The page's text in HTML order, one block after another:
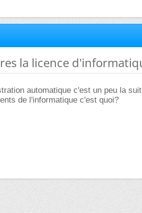
la licence
automatique c'est un peu la
de l'informatique c'est quoi?